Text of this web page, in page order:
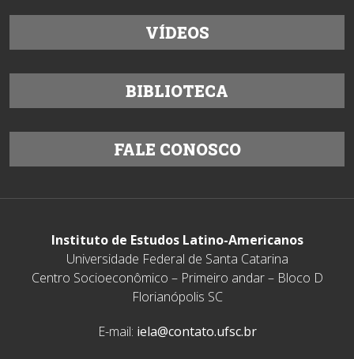
VÍDEOS
BIBLIOTECA
FALE CONOSCO
Instituto de Estudos Latino-Americanos
Universidade Federal de Santa Catarina
Centro Socioeconômico – Primeiro andar – Bloco D
Florianópolis SC
E-mail: iela@contato.ufsc.br